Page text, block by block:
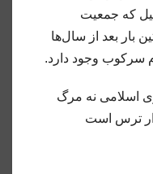
که جمعیت
بار بعد از سال‌ها
سرکوب وجود دارد.
اسلامی نه مرگ
ترس است